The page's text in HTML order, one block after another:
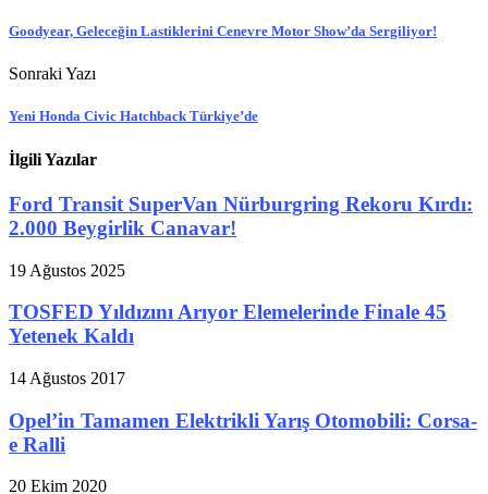
Goodyear, Geleceğin Lastiklerini Cenevre Motor Show’da Sergiliyor!
Sonraki Yazı
Yeni Honda Civic Hatchback Türkiye’de
İlgili Yazılar
Ford Transit SuperVan Nürburgring Rekoru Kırdı:
2.000 Beygirlik Canavar!
19 Ağustos 2025
TOSFED Yıldızını Arıyor Elemelerinde Finale 45
Yetenek Kaldı
14 Ağustos 2017
Opel’in Tamamen Elektrikli Yarış Otomobili: Corsa-
e Ralli
20 Ekim 2020